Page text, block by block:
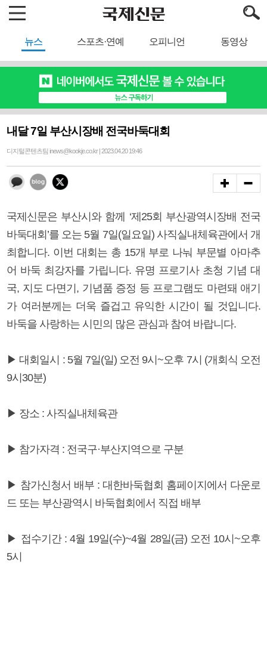
뉴스 스포츠·연예 오피니언 동영상
내달 7일 부산시장배 전국바둑대회
디지털콘텐츠팀 inews@kookje.co.kr | 2023.04.20 19:46
국제신문은 부산시와 함께 ‘제25회 부산광역시장배 전국
바둑대회’를 오는 5월 7일(일요일) 사직실내체육관에서 개
최합니다. 이번 대회는 총 15개 부로 나눠 부문별 아마추
어 바둑 최강자를 가립니다. 유명 프로기사 초청 기념 대
국, 지도 다면기, 기념품 증정 등 프로그램도 마련돼 애기
가 여러분께는 더욱 즐겁고 유익한 시간이 될 것입니다.
바둑을 사랑하는 시민의 많은 관심과 참여 바랍니다.
▶ 대회일시 : 5월 7일(일) 오전 9시~오후 7시 (개회식 오전
9시30분)
▶ 장소 : 사직실내체육관
▶ 참가자격 : 전국구·부산지역으로 구분
▶ 참가신청서 배부 : 대한바둑협회 홈페이지에서 다운로
드 또는 부산광역시 바둑협회에서 직접 배부
▶ 접수기간 : 4월 19일(수)~4월 28일(금) 오전 10시~오후
5시